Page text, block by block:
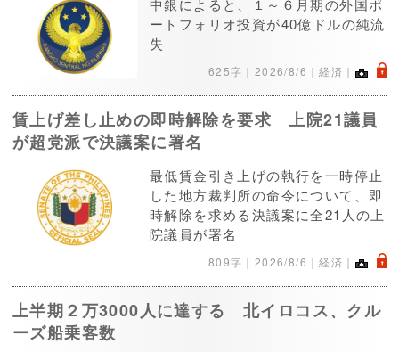
中銀によると、１～６月期の外国ポ
ートフォリオ投資が40億ドルの純流
失
625字｜ 2026/8/6 ｜経済｜ .
賃上げ差し止めの即時解除を要求 上院21議員
が超党派で決議案に署名
最低賃金引き上げの執行を一時停止
した地方裁判所の命令について、即
時解除を求める決議案に全21人の上
院議員が署名
809字｜ 2026/8/6 ｜経済｜ .
上半期２万3000人に達する 北イロコス、クル
ーズ船乗客数